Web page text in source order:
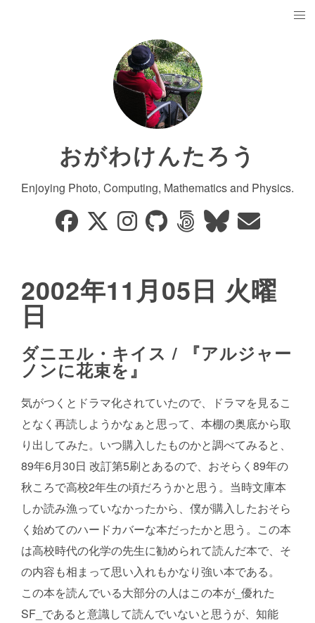
おがわけんたろう
Enjoying Photo, Computing, Mathematics and Physics.
2002年11月05日 火曜
日
ダニエル・キイス / 『アルジャー
ノンに花束を』
気がつくとドラマ化されていたので、ドラマを見るこ
となく再読しようかなぁと思って、本棚の奥底から取
り出してみた。いつ購入したものかと調べてみると、
89年6月30日 改訂第5刷とあるので、おそらく89年の
秋ころで高校2年生の頃だろうかと思う。当時文庫本
しか読み漁っていなかったから、僕が購入したおそら
く始めてのハードカバーな本だったかと思う。この本
は高校時代の化学の先生に勧められて読んだ本で、そ
の内容も相まって思い入れもかなり強い本である。
この本を読んでいる大部分の人はこの本が_優れた
SF_であると意識して読んでいないと思うが、知能